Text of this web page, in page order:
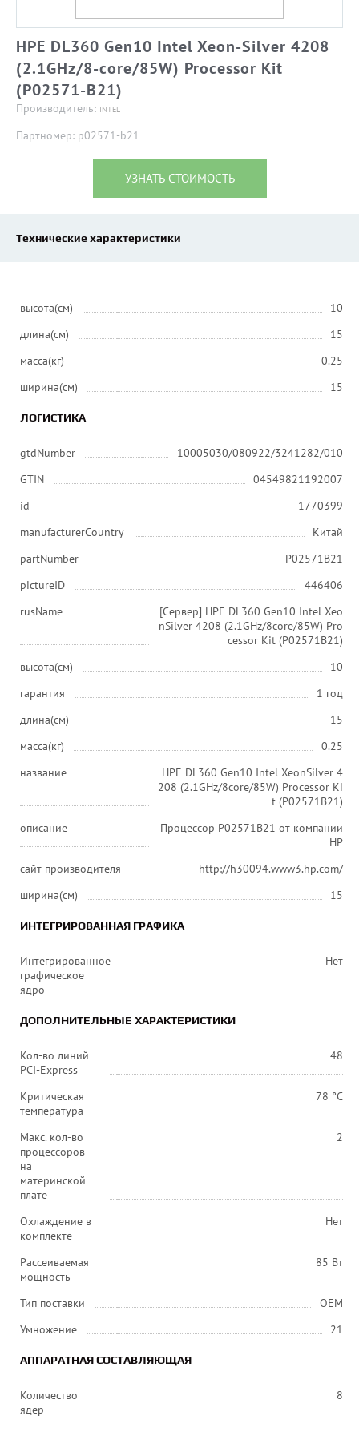
HPE DL360 Gen10 Intel Xeon-Silver 4208
(2.1GHz/8-core/85W) Processor Kit
(P02571-B21)
Производитель: INTEL
Партномер: p02571-b21
УЗНАТЬ СТОИМОСТЬ
Технические характеристики
высота(см)
10
длина(см)
15
масса(кг)
0.25
ширина(см)
15
ЛОГИСТИКА
gtdNumber
10005030/080922/3241282/010
GTIN
04549821192007
id
1770399
manufacturerCountry
Китай
partNumber
P02571B21
pictureID
446406
rusName
[Сервер] HPE DL360 Gen10 Intel Xeo
nSilver 4208 (2.1GHz/8core/85W) Pro
cessor Kit (P02571B21)
высота(см)
10
гарантия
1 год
длина(см)
15
масса(кг)
0.25
название
HPE DL360 Gen10 Intel XeonSilver 4
208 (2.1GHz/8core/85W) Processor Ki
t (P02571B21)
описание
Процессор P02571B21 от компании
HP
сайт производителя
http://h30094.www3.hp.com/
ширина(см)
15
ИНТЕГРИРОВАННАЯ ГРАФИКА
Интегрированное
графическое
ядро
Нет
ДОПОЛНИТЕЛЬНЫЕ ХАРАКТЕРИСТИКИ
Кол-во линий
PCI-Express
48
Критическая
температура
78 °C
Макс. кол-во
процессоров
на
материнской
плате
2
Охлаждение в
комплекте
Нет
Рассеиваемая
мощность
85 Вт
Тип поставки
OEM
Умножение
21
АППАРАТНАЯ СОСТАВЛЯЮЩАЯ
Количество
ядер
8